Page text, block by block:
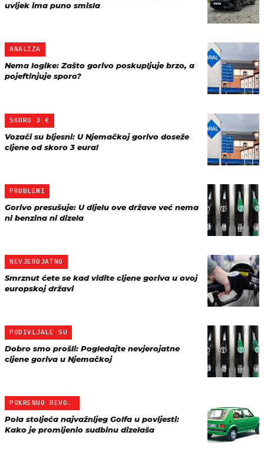
uvijek ima puno smisla
ANALIZA
Nema logike: Zašto gorivo poskupljuje brzo, a
pojeftinjuje sporo?
SKORO 3 €
Vozači su bijesni: U Njemačkoj gorivo doseže
cijene od skoro 3 eura!
PROBLEMI
Gorivo presušuje: U dijelu ove države već nema
ni benzina ni dizela
NEVJEROJATNO
Smrznut ćete se kad vidite cijene goriva u ovoj
europskoj državi
PODIVLJALE SU
Dobro smo prošli: Pogledajte nevjerojatne
cijene goriva u Njemačkoj
POKRENUO REVOLUCIJU
Pola stoljeća najvažnijeg Golfa u povijesti:
Kako je promijenio sudbinu dizelaša